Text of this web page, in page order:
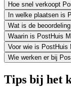
Hoe snel verkoopt
In welke plaatsen is
Wat is de
Waarin is PostHuis
Voor wie is PostHuis
Wie werken er bij
Tips bij het